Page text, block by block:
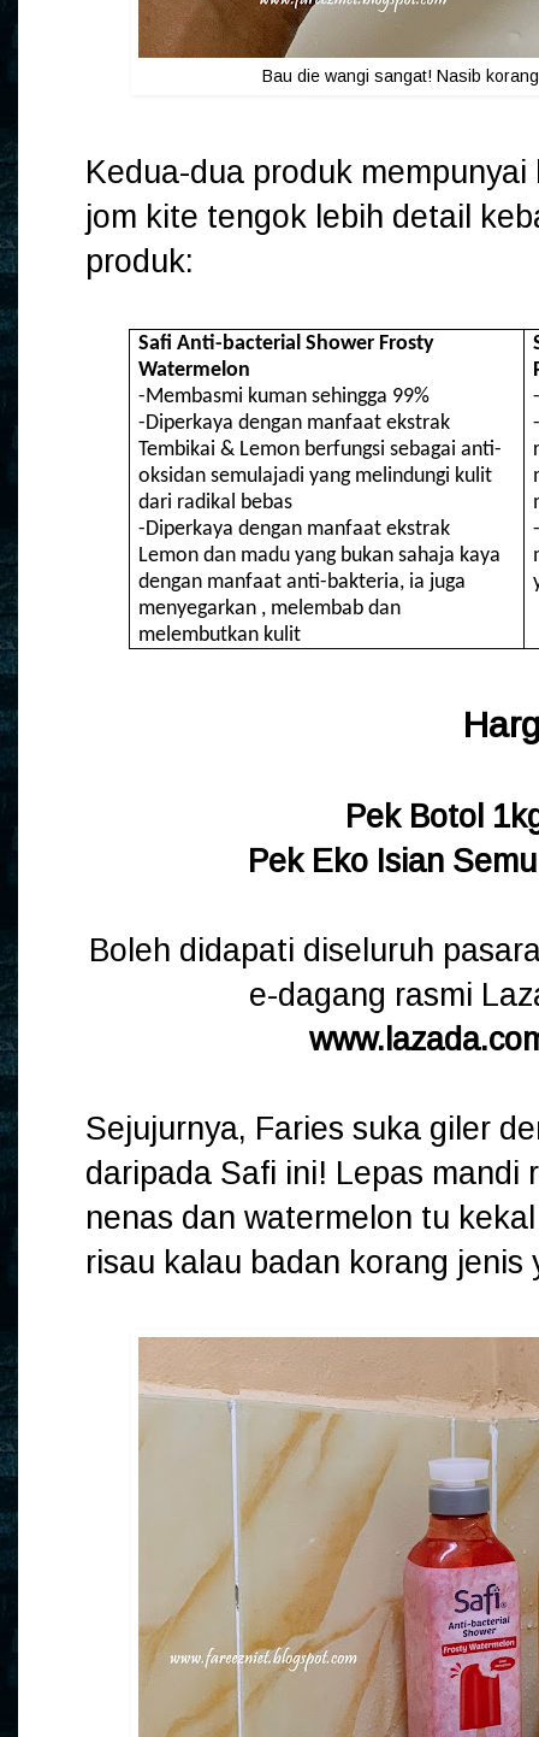
Bau die wangi sangat! Nasib
Kedua-dua produk
jom kite tengok lebih detail
produk:
Safi Anti-bacterial Shower Frosty
Watermelon
-Membasmi kuman sehingga 99%
-Diperkaya dengan manfaat ekstrak
Tembikai & Lemon berfungsi sebagai anti-
oksidan semulajadi yang melindungi kulit
dari radikal bebas
-Diperkaya dengan manfaat ekstrak
Lemon dan madu yang bukan sahaja kaya
dengan manfaat anti-bakteria, ia juga
menyegarkan , melembab dan
melembutkan kulit
Pek Botol
Pek Eko Isian
Boleh didapati diseluruh
e-dagang rasmi
Sejujurnya, Faries suka giler
daripada Safi ini! Lepas mandi
nenas dan watermelon tu
risau kalau badan korang jenis